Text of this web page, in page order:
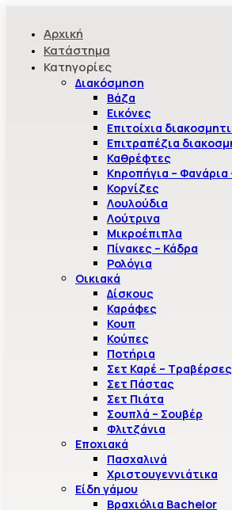
Αρχική
Κατάστημα
Κατηγορίες
Διακόσμηση
Βάζα
Εικόνες
Επιτοίχια
Επιτραπέζια
Καθρέφτες
Κηροπήγια – Φανάρια
Κορνίζες
Λουλούδια
Λούτρινα
Μικροέπιπλα
Πίνακες – Κάδρα
Ρολόγια
Οικιακά
Δίσκους
Καράφες
Κουπ
Κούπες
Ποτήρια
Σετ Καρέ – Τραβέρσες
Σετ Πάστας
Σετ Πιάτα
Σουπλά – Σουβέρ
Φλιτζάνια
Εποχιακά
Πασχαλινά
Χριστουγεννιάτικα
Είδη γάμου
Βραχιόλια Bachelor